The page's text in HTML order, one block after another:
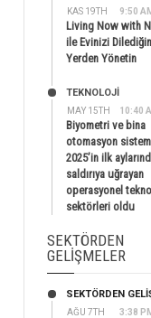
KAS 19TH 9:50
Living Now with
ile Evinizi
Yerden Yönetin
MAY 15TH 10:40
TEKNOLOJİ
Biyometri ve bina
otomasyon
2025’in ilk
saldırıya uğrayan
operasyonel
sektörleri oldu
SEKTÖRDEN
GELIŞMELER
AĞU 7TH 3:38
SEKTÖRDEN